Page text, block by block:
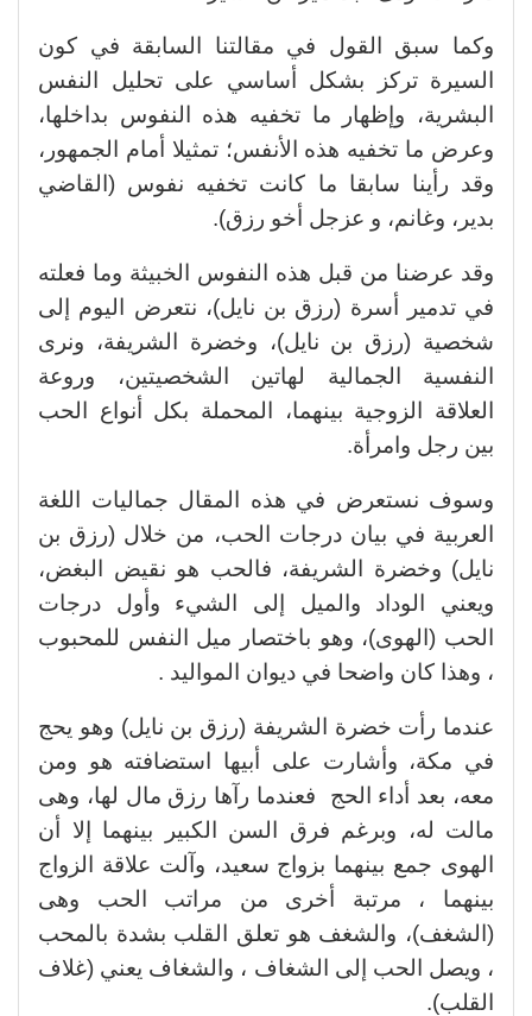
وكما سبق القول في مقالتنا السابقة في كون
السيرة تركز بشكل أساسي على تحليل النفس
البشرية، وإظهار ما تخفيه هذه النفوس بداخلها،
وعرض ما تخفيه هذه الأنفس؛ تمثيلا أمام الجمهور،
وقد رأينا سابقا ما كانت تخفيه نفوس (القاضي
بدير، وغانم، و عزجل أخو رزق).
وقد عرضنا من قبل هذه النفوس الخبيثة وما فعلته
في تدمير أسرة (رزق بن نايل)، نتعرض اليوم إلى
شخصية (رزق بن نايل)، وخضرة الشريفة، ونرى
النفسية الجمالية لهاتين الشخصيتين، وروعة
العلاقة الزوجية بينهما، المحملة بكل أنواع الحب
بين رجل وامرأة.
وسوف نستعرض في هذه المقال جماليات اللغة
العربية في بيان درجات الحب، من خلال (رزق بن
نايل) وخضرة الشريفة، فالحب هو نقيض البغض،
ويعني الوداد والميل إلى الشيء وأول درجات
الحب (الهوى)، وهو باختصار ميل النفس للمحبوب
، وهذا كان واضحا في ديوان المواليد .
عندما رأت خضرة الشريفة (رزق بن نايل) وهو يحج
في مكة، وأشارت على أبيها استضافته هو ومن
معه، بعد أداء الحج فعندما رآها رزق مال لها، وهى
مالت له، وبرغم فرق السن الكبير بينهما إلا أن
الهوى جمع بينهما بزواج سعيد، وآلت علاقة الزواج
بينهما ، مرتبة أخرى من مراتب الحب وهى
(الشغف)، والشغف هو تعلق القلب بشدة بالمحب
، ويصل الحب إلى الشغاف ، والشغاف يعني (غلاف
القلب).